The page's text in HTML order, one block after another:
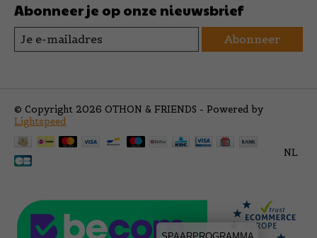
Abonneer je op onze nieuwsbrief
Abonneer
© Copyright 2026 OTHON & FRIENDS - Powered by
Lightspeed
NL